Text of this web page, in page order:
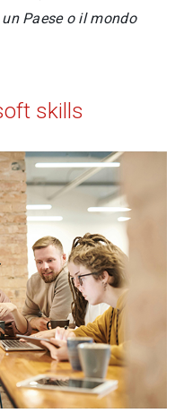
Paese o il mondo
skills